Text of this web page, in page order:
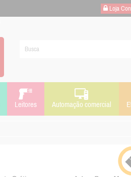
Loja
Leitores Automação comercial